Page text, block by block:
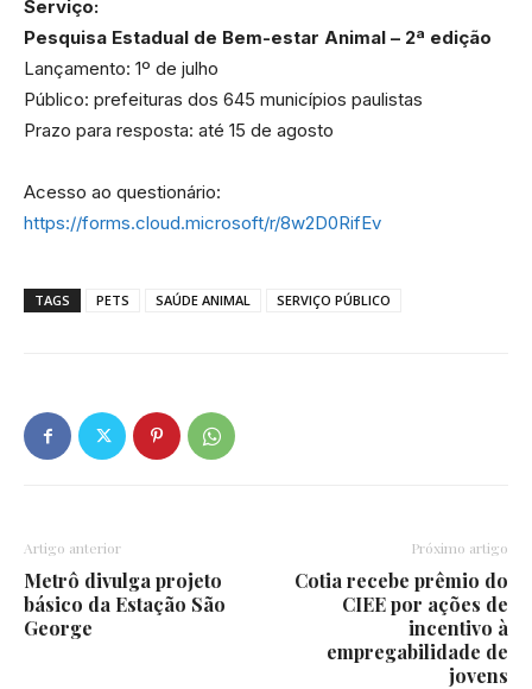
Serviço:
Pesquisa Estadual de Bem-estar Animal – 2ª edição
Lançamento: 1º de julho
Público: prefeituras dos 645 municípios paulistas
Prazo para resposta: até 15 de agosto
Acesso ao questionário:
https://forms.cloud.microsoft/r/8w2D0RifEv
TAGS PETS SAÚDE ANIMAL SERVIÇO PÚBLICO
Artigo anterior
Metrô divulga projeto
básico da Estação São
George
Próximo artigo
Cotia recebe prêmio do
CIEE por ações de
incentivo à
empregabilidade de
jovens